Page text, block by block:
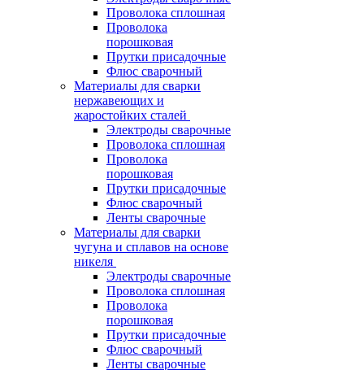
Проволока сплошная
Проволока
порошковая
Прутки присадочные
Флюс сварочный
Материалы для сварки
нержавеющих и
жаростойких сталей
Электроды сварочные
Проволока сплошная
Проволока
порошковая
Прутки присадочные
Флюс сварочный
Ленты сварочные
Материалы для сварки
чугуна и сплавов на основе
никеля
Электроды сварочные
Проволока сплошная
Проволока
порошковая
Прутки присадочные
Флюс сварочный
Ленты сварочные